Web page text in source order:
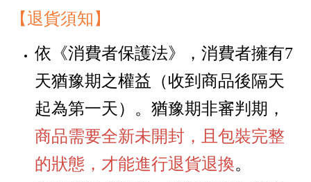
【退貨須知 】
依《消費者保護法》，消費者擁有7
天猶豫期之權益 （收到商品後隔天
起為第一天） 。猶豫期非審判期，
商品需要全新未開封，且包裝完整
的狀態，才能進行退貨退換。